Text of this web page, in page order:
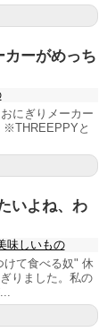
カーがめっち
にぎりメーカー
※THREEPPYと
いよね、わ
味しいもの
けて食べる奴" 休
りました。私の